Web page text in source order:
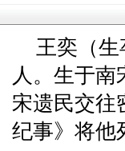
王奕（
人。生于南
宋遗民交往
纪事》将他